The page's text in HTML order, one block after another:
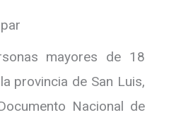
mayores de 18
provincia de San Luis,
Nacional de